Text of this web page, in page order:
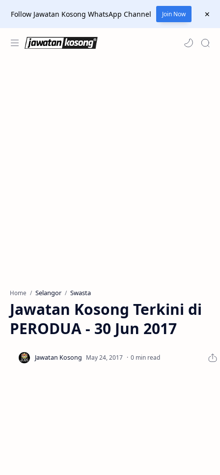
Follow Jawatan Kosong WhatsApp Channel Join Now
Home Selangor Swasta
Jawatan Kosong Terkini di
PERODUA - 30 Jun 2017
0 min read